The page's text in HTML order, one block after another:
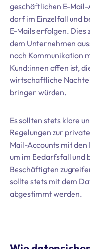
geschäftlichen E-Mail-
darf im Einzelfall und
E-Mails erfolgen. Dies
dem Unternehmen
noch Kommunikation
Kund:innen offen ist,
wirtschaftliche
bringen würden.
Es sollten stets klare
Regelungen zur
Mail-Accounts mit
um im Bedarfsfall und
Beschäftigten
sollte stets mit dem
abgestimmt werden.